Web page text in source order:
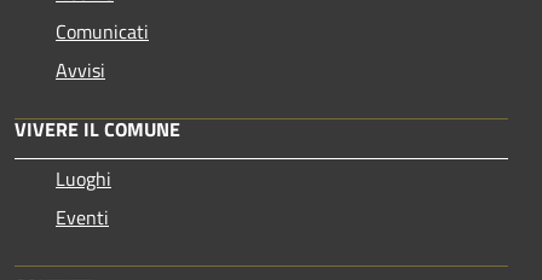
Comunicati
Avvisi
VIVERE IL COMUNE
Luoghi
Eventi